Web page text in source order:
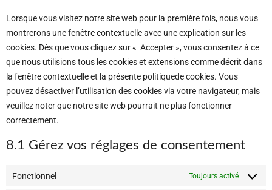
Lorsque vous visitez notre site web pour la première fois, nous vous
montrerons une fenêtre contextuelle avec une explication sur les
cookies. Dès que vous cliquez sur « Accepter », vous consentez à ce
que nous utilisions tous les cookies et extensions comme décrit dans
la fenêtre contextuelle et la présente politiquede cookies. Vous
pouvez désactiver l’utilisation des cookies via votre navigateur, mais
veuillez noter que notre site web pourrait ne plus fonctionner
correctement.
8.1 Gérez vos réglages de consentement
Fonctionnel Toujours activé